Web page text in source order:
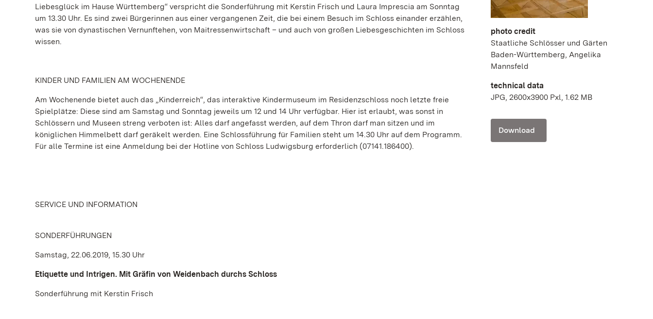
Liebesglück im Hause Württemberg“ verspricht die Sonderführung mit Kerstin Frisch und Laura Imprescia am Sonntag
um 13.30 Uhr. Es sind zwei Bürgerinnen aus einer vergangenen Zeit, die bei einem Besuch im Schloss einander erzählen,
was sie von dynastischen Vernunftehen, von Maitressenwirtschaft – und auch von großen Liebesgeschichten im Schloss
wissen.
KINDER UND FAMILIEN AM WOCHENENDE
Am Wochenende bietet auch das „Kinderreich“, das interaktive Kindermuseum im Residenzschloss noch letzte freie
Spielplätze: Diese sind am Samstag und Sonntag jeweils um 12 und 14 Uhr verfügbar. Hier ist erlaubt, was sonst in
Schlössern und Museen streng verboten ist: Alles darf angefasst werden, auf dem Thron darf man sitzen und im
königlichen Himmelbett darf geräkelt werden. Eine Schlossführung für Familien steht um 14.30 Uhr auf dem Programm.
Für alle Termine ist eine Anmeldung bei der Hotline von Schloss Ludwigsburg erforderlich (07141.186400).
SERVICE UND INFORMATION
SONDERFÜHRUNGEN
Samstag, 22.06.2019, 15.30 Uhr
Etiquette und Intrigen. Mit Gräfin von Weidenbach durchs Schloss
Sonderführung mit Kerstin Frisch
photo credit
Staatliche Schlösser und Gärten
Baden-Württemberg, Angelika
Mannsfeld
technical data
JPG, 2600x3900 Pxl, 1.62 MB
Download